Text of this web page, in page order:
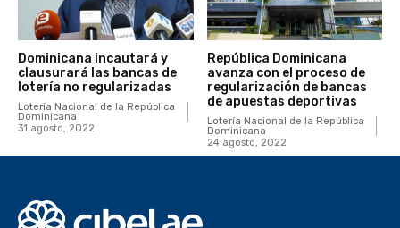
Dominicana incautará y
clausurará las bancas de
lotería no regularizadas
Lotería Nacional de la República
Dominicana
31 agosto, 2022
República Dominicana
avanza con el proceso de
regularización de bancas
de apuestas deportivas
Lotería Nacional de la República
Dominicana
24 agosto, 2022